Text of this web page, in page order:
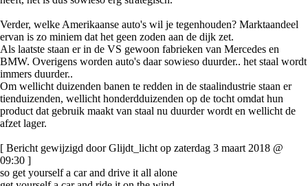
Verder, welke Amerikaanse auto's wil je tegenhouden? Marktaandeel
ervan is zo miniem dat het geen zoden aan de dijk zet.
Als laatste staan er in de VS gewoon fabrieken van Mercedes en
BMW. Overigens worden auto's daar sowieso duurder.. het staal wordt
immers duurder..
Om wellicht duizenden banen te redden in de staalindustrie staan er
tienduizenden, wellicht honderdduizenden op de tocht omdat hun
product dat gebruik maakt van staal nu duurder wordt en wellicht de
afzet lager.
[ Bericht gewijzigd door Glijdt_licht op zaterdag 3 maart 2018 @
09:30 ]
so get yourself a car and drive it all alone